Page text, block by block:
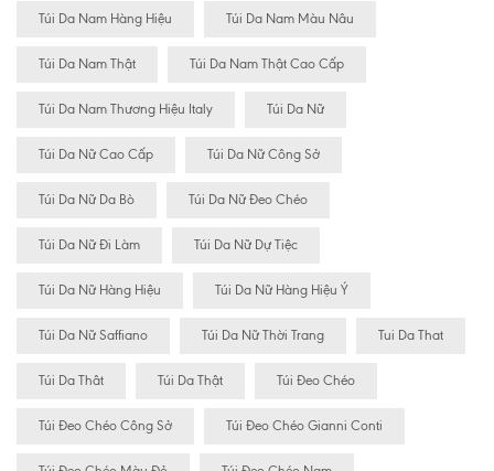
Túi Da Nam Hàng Hiệu Túi Da Nam Màu Nâu
Túi Da Nam Thật Túi Da Nam Thật Cao Cấp
Túi Da Nam Thương Hiệu Italy Túi Da Nữ
Túi Da Nữ Cao Cấp Túi Da Nữ Công Sở
Túi Da Nữ Da Bò Túi Da Nữ Đeo Chéo
Túi Da Nữ Đi Làm Túi Da Nữ Dự Tiệc
Túi Da Nữ Hàng Hiệu Túi Da Nữ Hàng Hiệu Ý
Túi Da Nữ Saffiano Túi Da Nữ Thời Trang Tui Da That
Túi Da Thât Túi Da Thật Túi Đeo Chéo
Túi Đeo Chéo Công Sở Túi Đeo Chéo Gianni Conti